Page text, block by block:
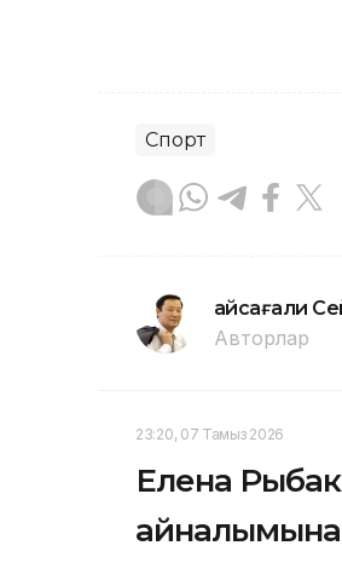
Спорт
Ғайсағали
Авторлар
23:20, 07 Тамыз 2026
Елена
айналымына